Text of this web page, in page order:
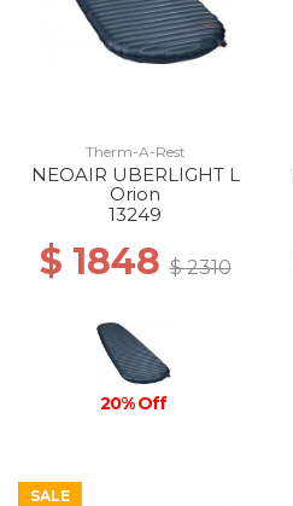
Therm-A-Rest
NEOAIR UBERLIGHT L
Orion
13249
$ 1848$ 2310
20% Off
SALE